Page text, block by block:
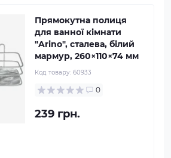
Прямокутна полиця
для ванної кімнати
"Arino", сталева, білий
мармур, 260×110×74 мм
Код товару: 60933
0
239 грн.